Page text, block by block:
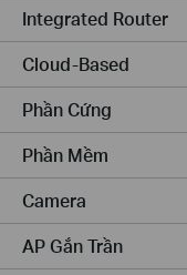
Integrated Router
Cloud-Based
Phần Cứng
Phần Mềm
Camera
AP Gắn Trần